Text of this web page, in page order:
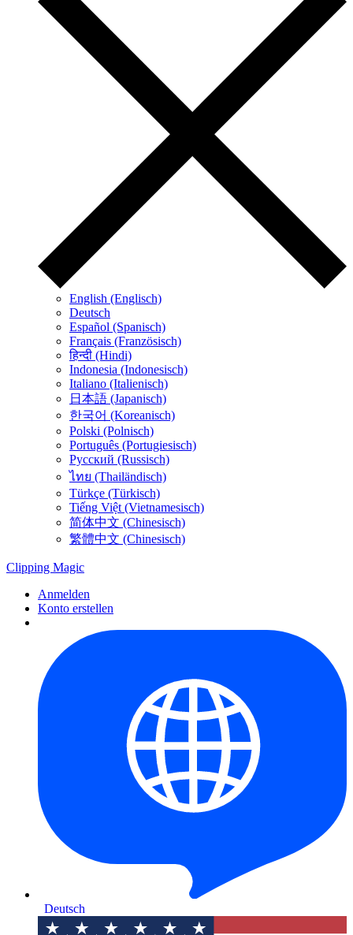
English (Englisch)
Deutsch
Español (Spanisch)
Français (Französisch)
हिन्दी (Hindi)
Indonesia (Indonesisch)
Italiano (Italienisch)
日本語 (Japanisch)
한국어 (Koreanisch)
Polski (Polnisch)
Português (Portugiesisch)
Русский (Russisch)
ไทย (Thailändisch)
Türkçe (Türkisch)
Tiếng Việt (Vietnamesisch)
简体中文 (Chinesisch)
繁體中文 (Chinesisch)
Clipping Magic
Anmelden
Konto erstellen
Deutsch